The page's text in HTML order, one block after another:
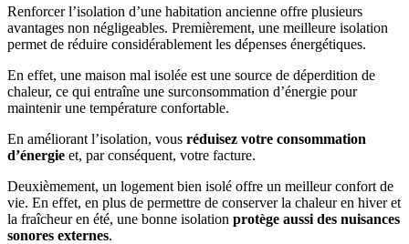
Renforcer l’isolation d’une habitation ancienne offre plusieurs
avantages non négligeables. Premièrement, une meilleure isolation
permet de réduire considérablement les dépenses énergétiques.
En effet, une maison mal isolée est une source de déperdition de
chaleur, ce qui entraîne une surconsommation d’énergie pour
maintenir une température confortable.
En améliorant l’isolation, vous réduisez votre consommation
d’énergie et, par conséquent, votre facture.
Deuxièmement, un logement bien isolé offre un meilleur confort de
vie. En effet, en plus de permettre de conserver la chaleur en hiver et
la fraîcheur en été, une bonne isolation protège aussi des nuisances
sonores externes.